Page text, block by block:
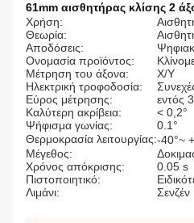
61mm αισθητήρας κλίσης 2
Χρήση:
Θεωρία:
Αποδόσεις:
Ονομασία προϊόντος:
Μέτρηση του άξονα:
Χ/Υ
Ηλεκτρική τροφοδοσία:
Εύρος μέτρησης:
εντός
Καλύτερη ακρίβεια:
< 0,2°
Ψήφισμα γωνίας:
0.1°
Θερμοκρασία λειτουργίας:-40°~
Μέγεθος:
Χρόνος απόκρισης:
0.05 s
Πιστοποιητικό:
Λιμάνι:
Σενζέν